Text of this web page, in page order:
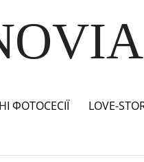
ФОТОСЕСІЇ LOVE-